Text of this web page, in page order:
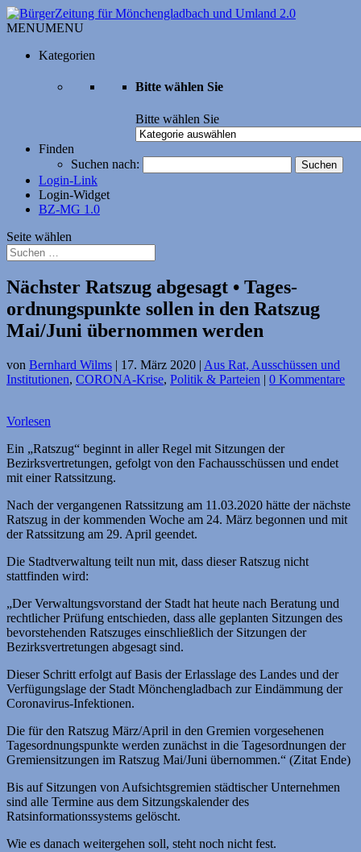
MENUMENU
Kategorien
Bitte wählen Sie
Bitte wählen Sie
Finden
Suchen nach:
Login-Link
Login-Widget
BZ-MG 1.0
Seite wählen
Nächster Ratszug abgesagt • Tages­
ordnungs­punkte sollen in den Ratszug
Mai/Juni übernommen werden
von Bernhard Wilms | 17. März 2020 | Aus Rat, Ausschüssen und
Institutionen, CORONA-Krise, Politik & Parteien | 0 Kommentare
Vorlesen
Ein „Ratszug“ beginnt in aller Regel mit Sitzungen der
Bezirksvertretungen, gefolgt von den Fachausschüssen und endet
mit einer Ratssitzung.
Nach der vergangenen Ratssitzung am 11.03.2020 hätte der nächste
Ratszug in der kommenden Woche am 24. März begonnen und mit
der Ratssitzung am 29. April geendet.
Die Stadtverwaltung teilt nun mit, dass dieser Ratszug nicht
stattfinden wird:
„Der Verwaltungsvorstand der Stadt hat heute nach Beratung und
rechtlicher Prüfung entschieden, dass alle geplanten Sitzungen des
bevorstehenden Ratszuges einschließlich der Sitzungen der
Bezirksvertretungen abgesagt sind.
Dieser Schritt erfolgt auf Basis der Erlasslage des Landes und der
Verfügungslage der Stadt Mönchengladbach zur Eindämmung der
Coronavirus-Infektionen.
Die für den Ratszug März/April in den Gremien vorgesehenen
Tagesordnungspunkte werden zunächst in die Tagesordnungen der
Gremiensitzungen im Ratszug Mai/Juni übernommen.“ (Zitat Ende)
Bis auf Sitzungen von Aufsichtsgremien städtischer Unternehmen
sind alle Termine aus dem Sitzungskalender des
Ratsinformationssystems gelöscht.
Wie es danach weitergehen soll, steht noch nicht fest.